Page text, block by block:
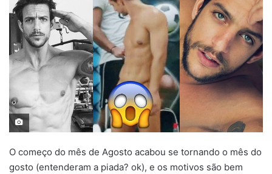
O começo do mês de Agosto acabou se tornando o mês do
gosto (entenderam a piada? ok), e os motivos são bem